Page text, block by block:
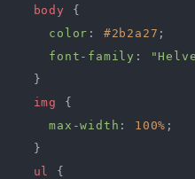
body
{
color : #2b2a27 ;
font-family :
  }
img
{
max-width : 100% ;
  }
ul
{